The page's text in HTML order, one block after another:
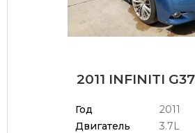
2011 INFINITI
Год
2011
Двигатель
3.7L